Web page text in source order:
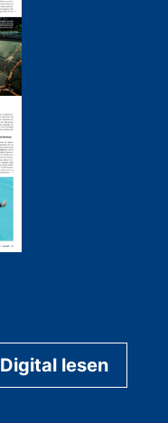
Digital lesen